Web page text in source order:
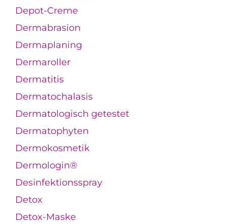
Depot-Creme
Dermabrasion
Dermaplaning
Dermaroller
Dermatitis
Dermatochalasis
Dermatologisch getestet
Dermatophyten
Dermokosmetik
Dermologin®
Desinfektionsspray
Detox
Detox-Maske